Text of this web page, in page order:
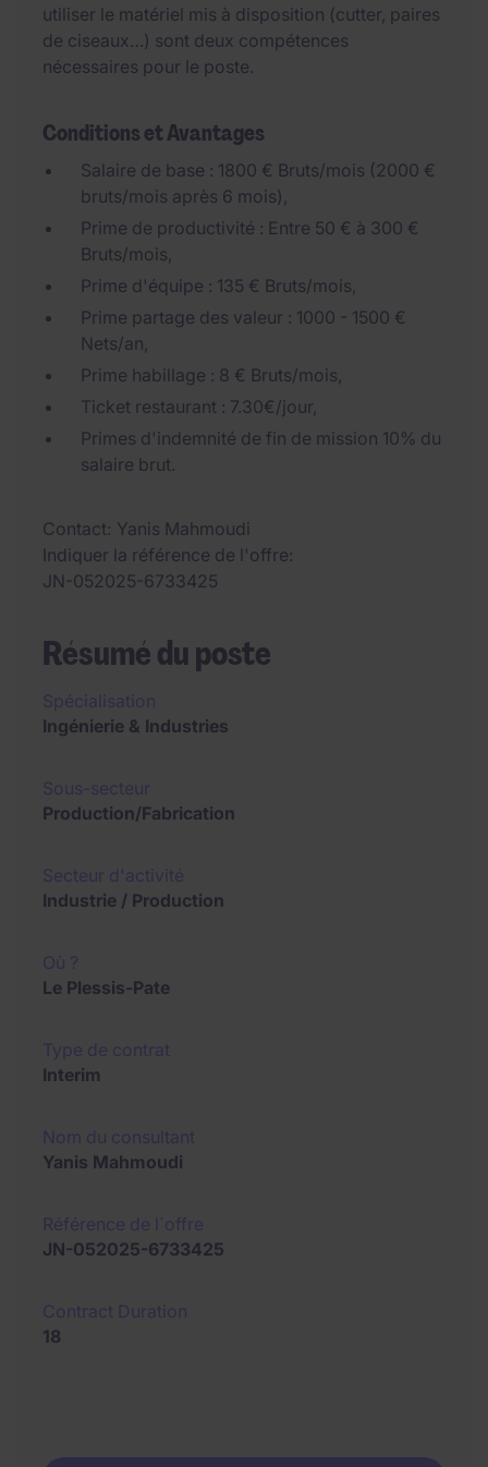
utiliser le matériel mis à disposition (cutter, paires
de ciseaux…) sont deux compétences
nécessaires pour le poste.
Conditions et Avantages
Salaire de base : 1800 € Bruts/mois (2000 €
bruts/mois après 6 mois),
Prime de productivité : Entre 50 € à 300 €
Bruts/mois,
Prime d'équipe : 135 € Bruts/mois,
Prime partage des valeur : 1000 - 1500 €
Nets/an,
Prime habillage : 8 € Bruts/mois,
Ticket restaurant : 7.30€/jour,
Primes d'indemnité de fin de mission 10% du
salaire brut.
Contact Yanis Mahmoudi
Indiquer la référence de l'offre
JN-052025-6733425
Résumé du poste
Ingénierie & Industries
Production/Fabrication
Industrie / Production
Le Plessis-Pate
Interim
Yanis Mahmoudi
JN-052025-6733425
18